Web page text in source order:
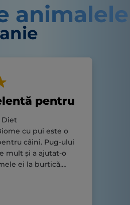
animalele
pentru
Diet
cu pui este o
câini. Pug-ului
mult și a ajutat-o
ei la burtică.